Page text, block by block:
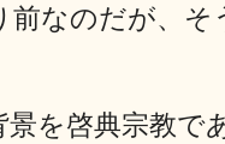
前なのだが、そ
を啓典宗教で